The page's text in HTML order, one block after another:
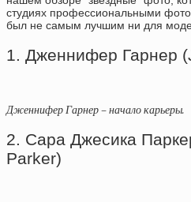
студиях профессиональными
был не самым лучшим ни для
1. Дженнифер Гарнер
Дженнифер Гарнер – начало карьеры.
2. Сара Джесика
Parker)